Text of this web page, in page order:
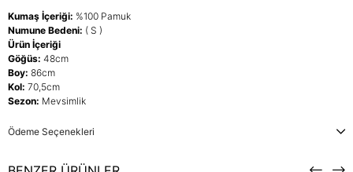
Kumaş İçeriği: %100 Pamuk
Numune Bedeni: ( S )
Ürün İçeriği
Göğüs: 48cm
Boy: 86cm
Kol: 70,5cm
Sezon: Mevsimlik
Ödeme Seçenekleri